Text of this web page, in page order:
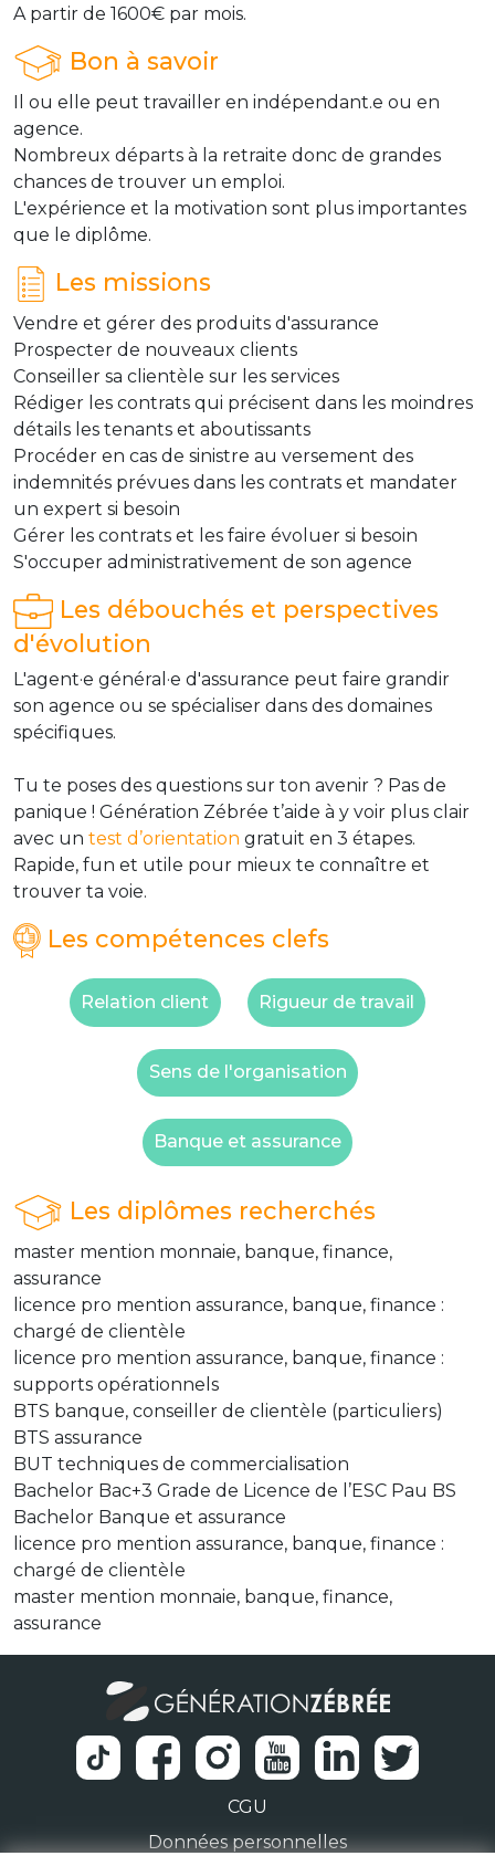
A partir de 1600€ par mois.
Bon à savoir
Il ou elle peut travailler en indépendant.e ou en
agence.
Nombreux départs à la retraite donc de grandes
chances de trouver un emploi.
L'expérience et la motivation sont plus importantes
que le diplôme.
Les missions
Vendre et gérer des produits d'assurance
Prospecter de nouveaux clients
Conseiller sa clientèle sur les services
Rédiger les contrats qui précisent dans les moindres
détails les tenants et aboutissants
Procéder en cas de sinistre au versement des
indemnités prévues dans les contrats et mandater
un expert si besoin
Gérer les contrats et les faire évoluer si besoin
S'occuper administrativement de son agence
Les débouchés et perspectives
d'évolution
L'agent·e général·e d'assurance peut faire grandir
son agence ou se spécialiser dans des domaines
spécifiques.
Tu te poses des questions sur ton avenir ? Pas de
panique ! Génération Zébrée t’aide à y voir plus clair
avec un test d’orientation gratuit en 3 étapes.
Rapide, fun et utile pour mieux te connaître et
trouver ta voie.
Les compétences clefs
Relation client Rigueur de travail
Sens de l'organisation
Banque et assurance
Les diplômes recherchés
master mention monnaie, banque, finance,
assurance
licence pro mention assurance, banque, finance :
chargé de clientèle
licence pro mention assurance, banque, finance :
supports opérationnels
BTS banque, conseiller de clientèle (particuliers)
BTS assurance
BUT techniques de commercialisation
Bachelor Bac+3 Grade de Licence de l’ESC Pau BS
Bachelor Banque et assurance
licence pro mention assurance, banque, finance :
chargé de clientèle
master mention monnaie, banque, finance,
assurance
CGU
Données personnelles